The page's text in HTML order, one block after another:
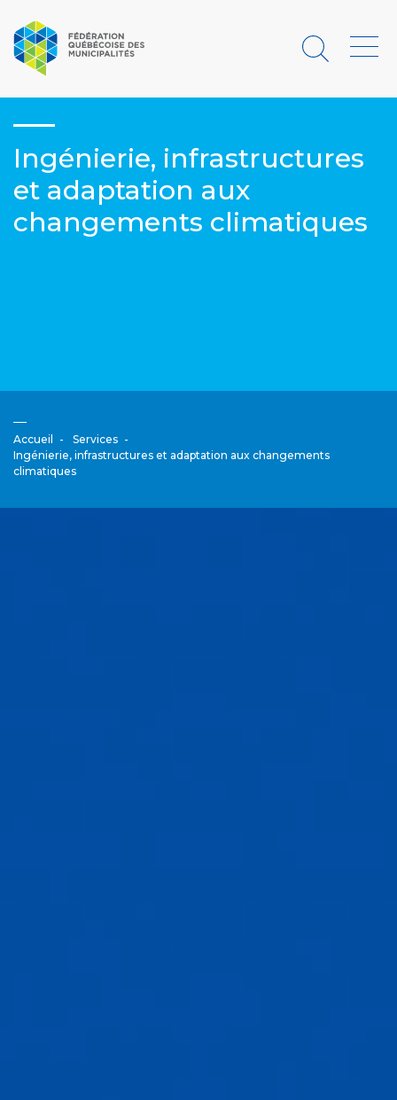
Rechercher
Ingénierie, infrastructures
et adaptation aux
changements climatiques
Accueil
Services
Ingénierie, infrastructures et adaptation aux changements
climatiques